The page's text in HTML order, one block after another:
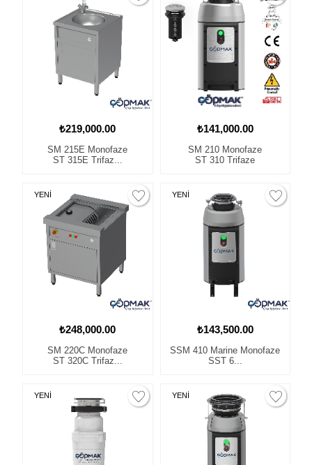
₺219,000.00
SM 215E Monofaze
ST 315E Trifaz...
₺141,000.00
SM 210 Monofaze
ST 310 Trifaze
YENİ
₺248,000.00
SM 220C Monofaze
ST 320C Trifaz...
YENİ
₺143,500.00
SSM 410 Marine Monofaze
SST 6...
YENİ YENİ